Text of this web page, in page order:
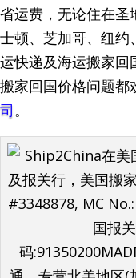
省运费，无论住在圣
士顿、芝加哥、纽约
运快递及海运搬家回
搬家回国价格问题都
司。